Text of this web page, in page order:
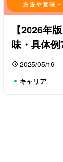
【2026年
味・具体
2025/05/19
キャリア